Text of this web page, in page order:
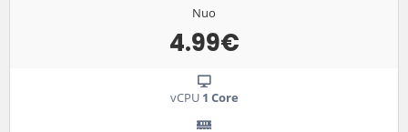
Nuo
4.99€
vCPU 1 Core